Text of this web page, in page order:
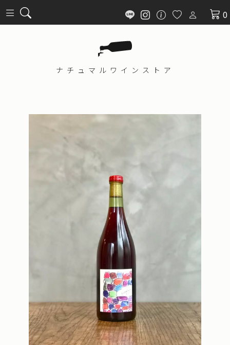
0
ナチュマル ワインストア